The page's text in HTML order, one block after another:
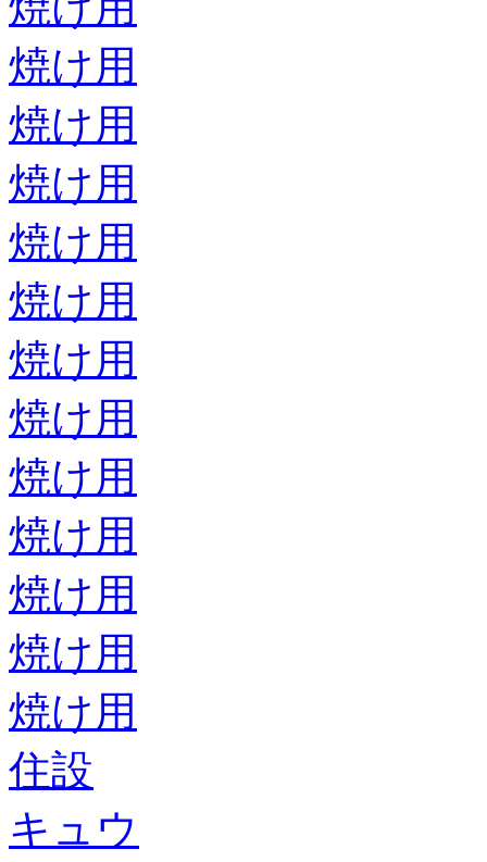
焼け用
焼け用
焼け用
焼け用
焼け用
焼け用
焼け用
焼け用
焼け用
焼け用
焼け用
焼け用
住設
キュウ